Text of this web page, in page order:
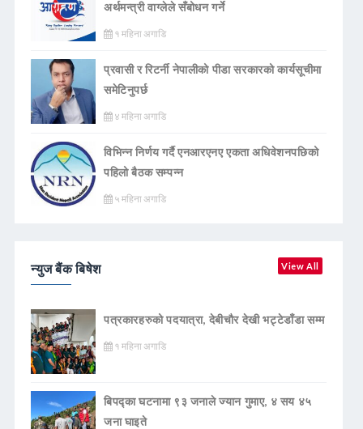
अर्थमन्त्री वाग्लेले सँबोधन गर्ने
१ महिना अगाडि
प्रवासी र रिटर्नी नेपालीको पीडा सरकारको कार्यसूचीमा
समेटिनुपर्छ
४ महिना अगाडि
विभिन्न निर्णय गर्दै एनआरएनए एकता अधिवेशनपछिको
पहिलो बैठक सम्पन्न
५ महिना अगाडि
न्युज बैंक बिषेश View All
पत्रकारहरुको पदयात्रा, देबीचौर देखी भट्टेडाँडा सम्म
१ महिना अगाडि
बिपद्का घटनामा ९३ जनाले ज्यान गुमाए, ४ सय ४५
जना घाइते